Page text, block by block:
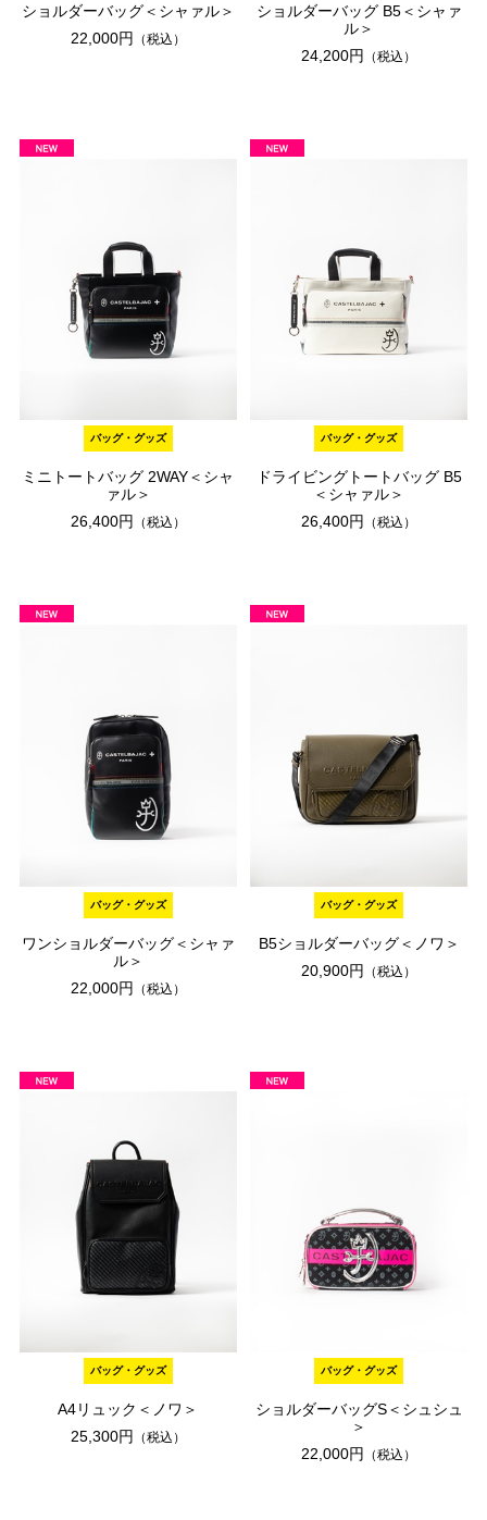
ショルダーバッグ＜シャァル＞
22,000円
（税込）
ショルダーバッグ B5＜シャァ
ル＞
24,200円
（税込）
バッグ・グッズ
ミニトートバッグ 2WAY＜シャ
ァル＞
26,400円
（税込）
バッグ・グッズ
ドライビングトートバッグ B5
＜シャァル＞
26,400円
（税込）
バッグ・グッズ
ワンショルダーバッグ＜シャァ
ル＞
22,000円
（税込）
バッグ・グッズ
B5ショルダーバッグ＜ノワ＞
20,900円
（税込）
バッグ・グッズ
A4リュック＜ノワ＞
25,300円
（税込）
バッグ・グッズ
ショルダーバッグS＜シュシュ
＞
22,000円
（税込）